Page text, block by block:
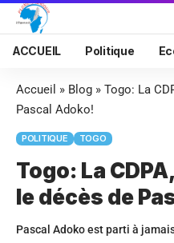
ACCUEIL Politique
Accueil » Blog » Togo: La
Pascal Adoko!
POLITIQUE TOGO
Togo: La
le décès de
Pascal Adoko est parti à